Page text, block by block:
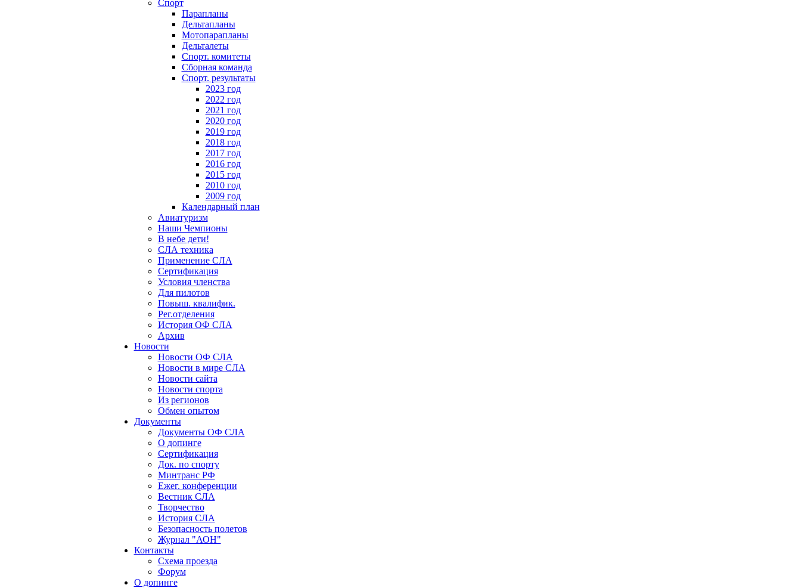
Спорт
Парапланы
Дельтапланы
Мотопарапланы
Дельталеты
Спорт. комитеты
Сборная команда
Спорт. результаты
2023 год
2022 год
2021 год
2020 год
2019 год
2018 год
2017 год
2016 год
2015 год
2010 год
2009 год
Календарный план
Авиатуризм
Наши Чемпионы
В небе дети!
СЛА техника
Применение СЛА
Сертификация
Условия членства
Для пилотов
Повыш. квалифик.
Рег.отделения
История ОФ СЛА
Архив
Новости
Новости ОФ СЛА
Новости в мире СЛА
Новости сайта
Новости спорта
Из регионов
Обмен опытом
Документы
Документы ОФ СЛА
О допинге
Сертификация
Док. по спорту
Минтранс РФ
Ежег. конференции
Вестник СЛА
Творчество
История СЛА
Безопасность полетов
Журнал "АОН"
Контакты
Схема проезда
Форум
О допинге